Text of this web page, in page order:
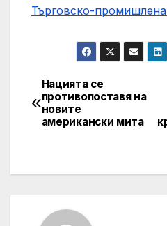
Търговско-
Post
navigation
Нацията се
противопоставя на
новите
американски мита